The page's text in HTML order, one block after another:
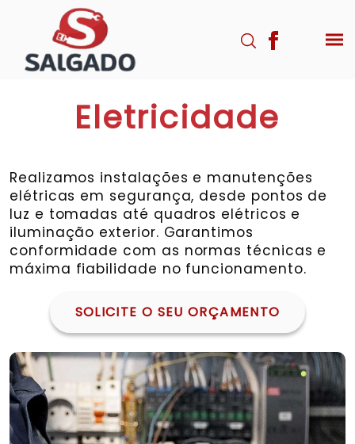
Eletricidade
Realizamos instalações e manutenções
elétricas em segurança, desde pontos de
luz e tomadas até quadros elétricos e
iluminação exterior. Garantimos
conformidade com as normas técnicas e
máxima fiabilidade no funcionamento.
SOLICITE O SEU ORÇAMENTO